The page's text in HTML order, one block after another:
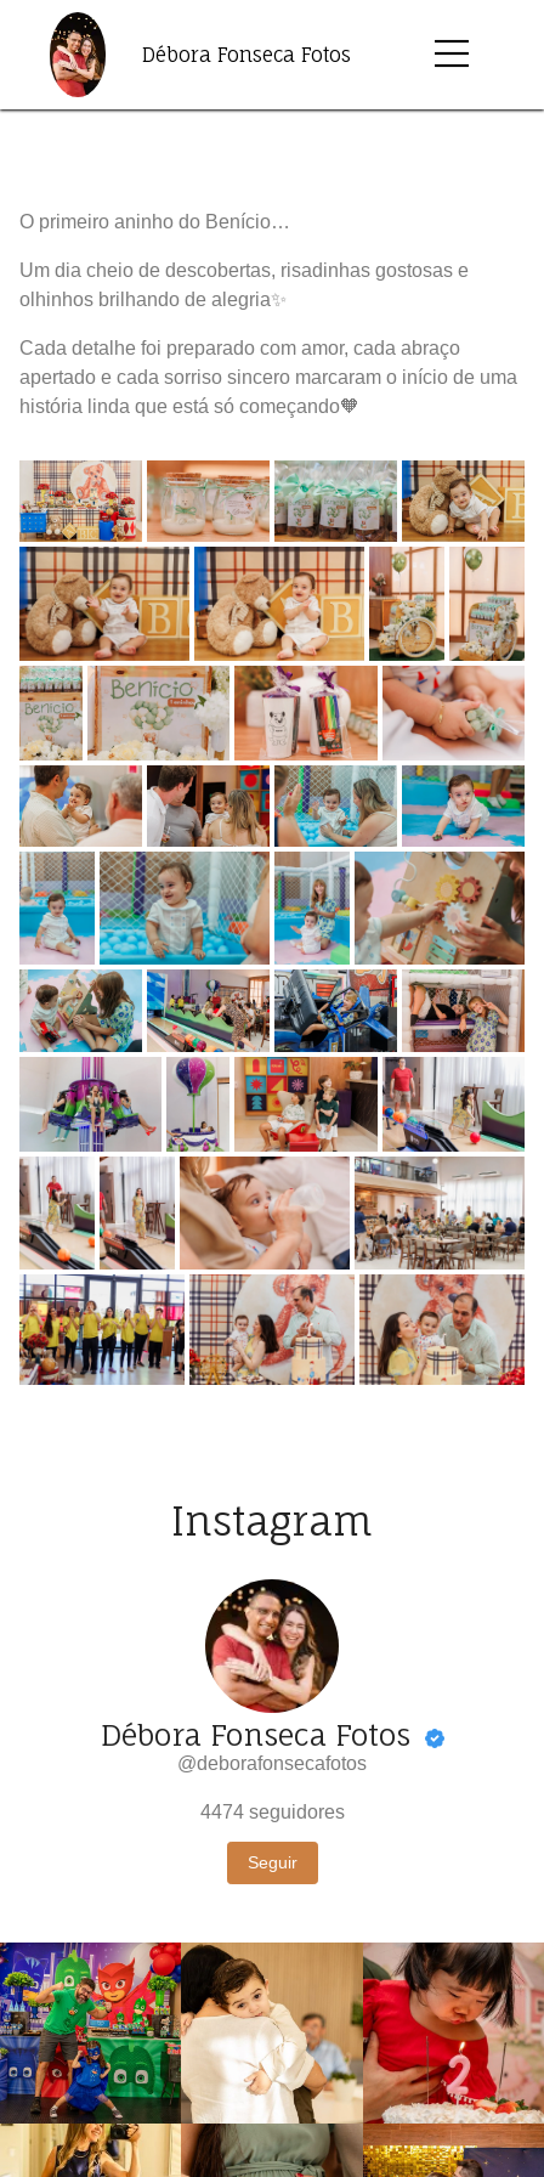
Débora Fonseca Fotos
O primeiro aninho do Benício…
Um dia cheio de descobertas, risadinhas gostosas e
olhinhos brilhando de alegria✨
Cada detalhe foi preparado com amor, cada abraço
apertado e cada sorriso sincero marcaram o início de uma
história linda que está só começando🧡
Instagram
Débora Fonseca Fotos
@deborafonsecafotos
4474 seguidores
Seguir